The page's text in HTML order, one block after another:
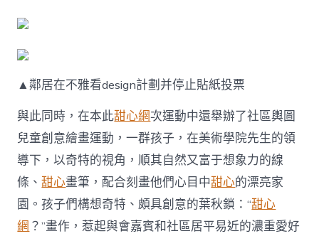
▲鄰居在不雅看design計劃并停止貼紙投票
與此同時，在本此甜心網次運動中還舉辦了社區輿圖
兒童創意繪畫運動，一群孩子，在美術學院先生的領
導下，以奇特的視角，順其自然又富于想象力的線
條、甜心畫筆，配合刻畫他們心目中甜心的漂亮家
園。孩子們構想奇特、頗具創意的葉秋鎖：“甜心
網 ？”畫作，惹起與會嘉賓和社區居平易近的濃重愛好